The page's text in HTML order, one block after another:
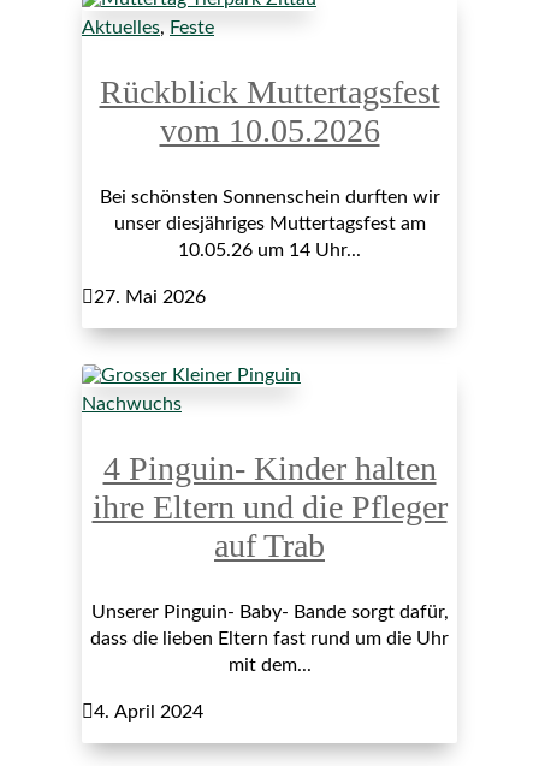
Aktuelles, Feste
Rückblick Muttertagsfest
vom 10.05.2026
Bei schönsten Sonnenschein durften wir
unser diesjähriges Muttertagsfest am
10.05.26 um 14 Uhr...
27. Mai 2026
Nachwuchs
4 Pinguin- Kinder halten
ihre Eltern und die Pfleger
auf Trab
Unserer Pinguin- Baby- Bande sorgt dafür,
dass die lieben Eltern fast rund um die Uhr
mit dem...
4. April 2024